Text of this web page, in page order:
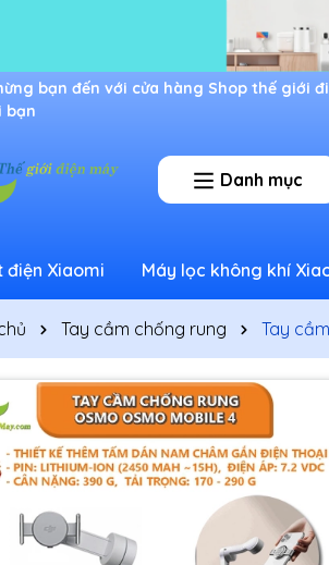
dành cho thành viên mới
Danh mục
điện Xiaomi Máy lọc không khí
Tay cầm chống rung Tay